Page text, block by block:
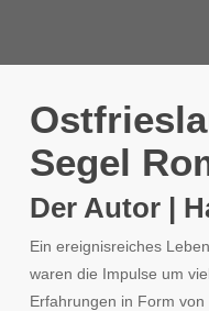
Segel
Der Autor |
Ein ereignisreiches
waren die Impulse um
Erfahrungen in Form